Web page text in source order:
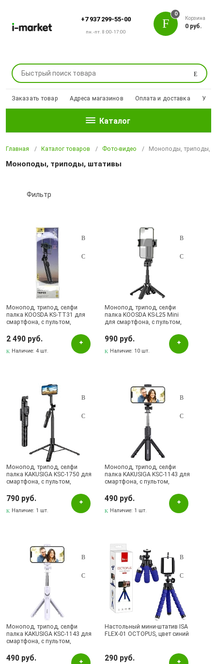
+7 937 299-55-00
пн.-пт. 8:00-17:00
Поиск
0
Корзина
0 руб.
Заказать товар Адреса магазинов Оплата и доставка
Каталог
Главная Каталог товаров Фото-видео Моноподы, триподы,
Моноподы, триподы, штативы
Фильтр
Подбор параметров
Розничная цена
Цвет
Белый
Оранжевый
Розовый
Серебристый
Черный
Бренд
KAKUSIGA
KOOSDA
Pаспределительный центр
Альметьевск, ул.Ленина, 132, ТЦ ЛЕНТА
Бавлы, ул.Пионерская, 11
Бугульма, ул.Ленина, 145, ТЦ ЭССЕН
Бугульма, ул.Ленина, 2Б, ТД ТЕХНОПОЛИС
Бугульма, ул.М.Джалиля, 7, ЦУМ
Бугульма, ул.Советская, 82
Монопод, трипод, селфи
палка KOOSDA KS-TT31 для
смартфона, с пультом,
1.6 метра, цвет черный
2 490 руб.
Наличие:4 шт.
Монопод, трипод, селфи
палка KOOSDA KS-L25 Mini
для смартфона, с пультом,
990 руб.
Наличие: 10 шт.
Монопод, трипод, селфи
палка KAKUSIGA KSC-1750 для
смартфона, с пультом,
цвет черный
790 руб.
Наличие: 1 шт.
Монопод, трипод, селфи
палка KAKUSIGA KSC-1143 для
смартфона, с пультом,
490 руб.
Наличие: 1 шт.
Монопод, трипод, селфи
палка KAKUSIGA KSC-1143 для
смартфона, с пультом,
490 руб.
Настольный мини-штатив ISA
FLEX-01 OCTOPUS, цвет синий
290 руб.